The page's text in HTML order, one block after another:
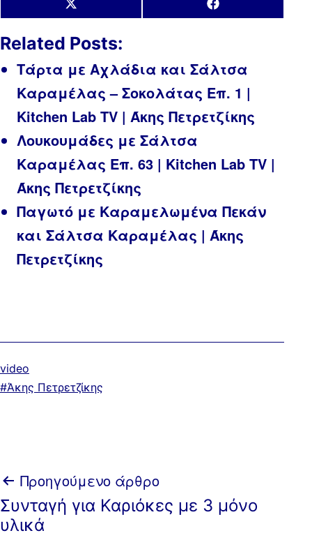
Share
on
X
(Twitter)
Share
on
Facebook
Related Posts:
Τάρτα με Αχλάδια και Σάλτσα
Καραμέλας – Σοκολάτας Επ. 1 |
Kitchen Lab TV | Άκης Πετρετζίκης
Λουκουμάδες με Σάλτσα
Καραμέλας Επ. 63 | Kitchen Lab TV |
Άκης Πετρετζίκης
Παγωτό με Καραμελωμένα Πεκάν
και Σάλτσα Καραμέλας | Άκης
Πετρετζίκης
Κατηγοριοποιημένα
ως
video
ΜεΆκης Πετρετζίκης
Πλοήγηση
άρθρων
Προηγούμενο άρθρο
Συνταγή για Καριόκες με 3 μόνο
υλικά